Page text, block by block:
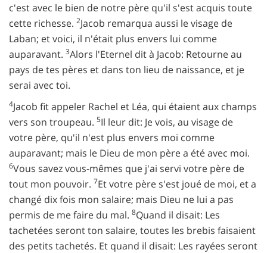
c'est avec le bien de notre père qu'il s'est acquis toute
cette richesse. 2Jacob remarqua aussi le visage de
Laban; et voici, il n'était plus envers lui comme
auparavant. 3Alors l'Eternel dit à Jacob: Retourne au
pays de tes pères et dans ton lieu de naissance, et je
serai avec toi.
4Jacob fit appeler Rachel et Léa, qui étaient aux champs
vers son troupeau. 5Il leur dit: Je vois, au visage de
votre père, qu'il n'est plus envers moi comme
auparavant; mais le Dieu de mon père a été avec moi.
6Vous savez vous-mêmes que j'ai servi votre père de
tout mon pouvoir. 7Et votre père s'est joué de moi, et a
changé dix fois mon salaire; mais Dieu ne lui a pas
permis de me faire du mal. 8Quand il disait: Les
tachetées seront ton salaire, toutes les brebis faisaient
des petits tachetés. Et quand il disait: Les rayées seront